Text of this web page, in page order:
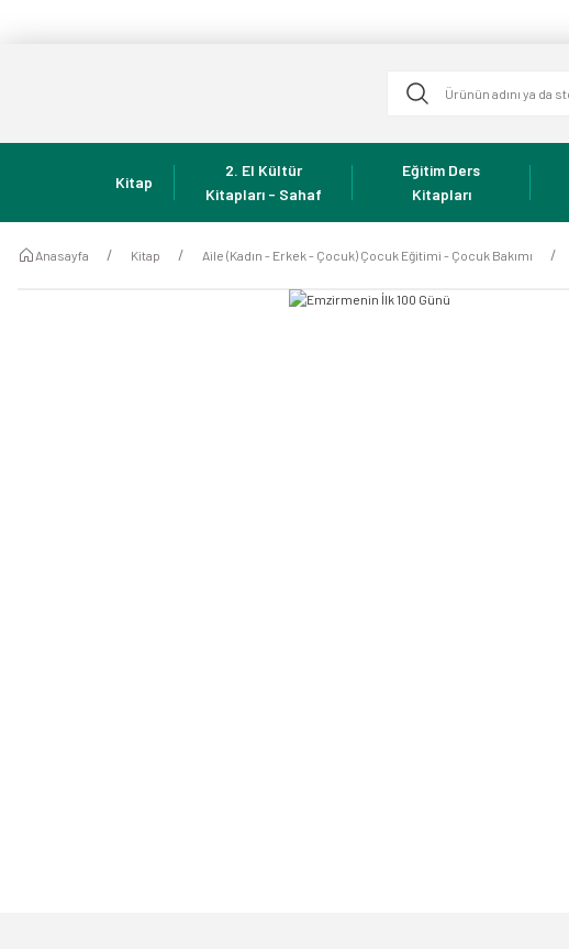
Kitap
2. El Kültür
Kitapları - Sahaf
Eğitim Ders
Kitapları
Anasayfa Kitap Aile (Kadın - Erkek - Çocuk) Çocuk Eğitimi - Çocuk Bakımı